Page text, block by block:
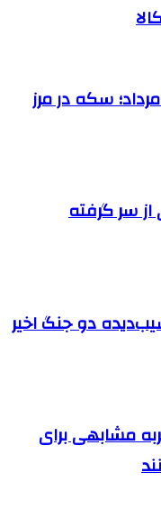
سکه در مرز
از سر گرفته
آسیب‌دیده دو جنگ اخیر
مشابهی برای